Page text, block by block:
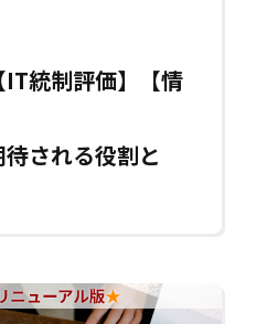
統制評価】【情
される役割と